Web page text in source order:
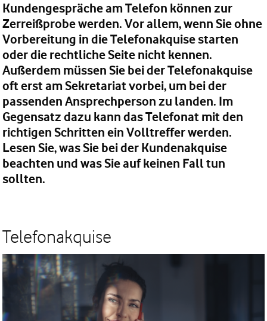
Kundengespräche am Telefon können zur
Zerreißprobe werden. Vor allem, wenn Sie ohne
Vorbereitung in die Telefonakquise starten
oder die rechtliche Seite nicht kennen.
Außerdem müssen Sie bei der Telefonakquise
oft erst am Sekretariat vorbei, um bei der
passenden Ansprechperson zu landen. Im
Gegensatz dazu kann das Telefonat mit den
richtigen Schritten ein Volltreffer werden.
Lesen Sie, was Sie bei der Kundenakquise
beachten und was Sie auf keinen Fall tun
sollten.
Telefonakquise